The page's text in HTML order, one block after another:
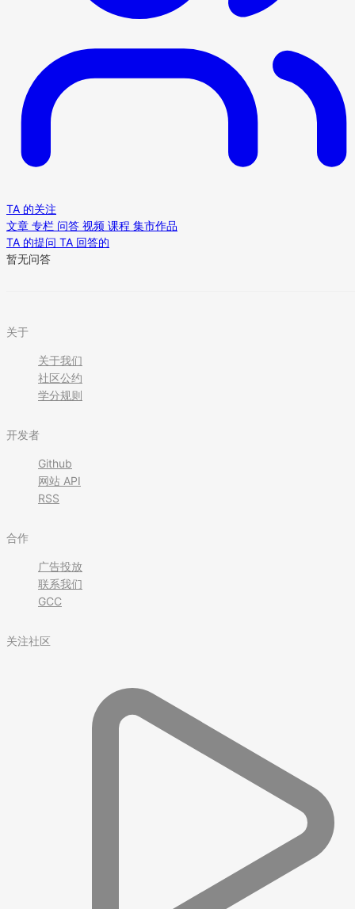
TA 的关注
文章 专栏 问答 视频 课程 集市作品
TA 的提问 TA 回答的
暂无问答
关于
关于我们
社区公约
学分规则
开发者
Github
网站 API
RSS
合作
广告投放
联系我们
GCC
关注社区